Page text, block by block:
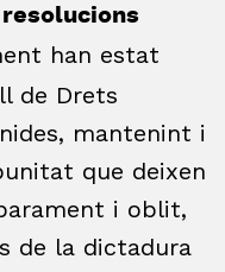
han estat
de Drets
mantenint i
que deixen
i oblit,
de la dictadura